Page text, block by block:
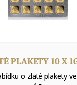
PLAKETY 10 X
o zlaté plakety